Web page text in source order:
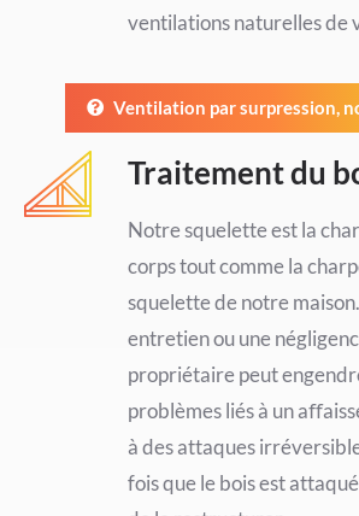
ventilations naturelles de
Ventilation par surpression,
Traitement du
Notre squelette est la
corps tout comme la
squelette de notre
entretien ou une
propriétaire peut
problèmes liés à un
à des attaques
fois que le bois est